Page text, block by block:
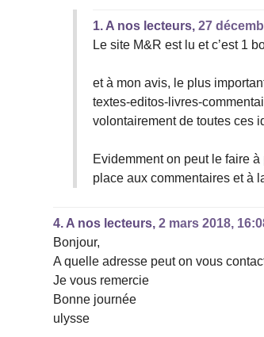
1. A nos lecteurs,27
Le site M&R est lu et c’est 1
et à mon avis, le plus
textes-editos-livres-
volontairement de toutes ces
Evidemment on peut le faire
place aux commentaires et à
4. A nos lecteurs,2 mars 2018,
Bonjour,
A quelle adresse peut on vous
Je vous remercie
Bonne journée
ulysse